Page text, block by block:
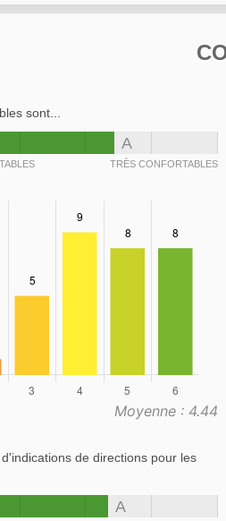
sont...
A
TRÈS CONFORTABLES
Moyenne : 4.44
de directions pour les
A